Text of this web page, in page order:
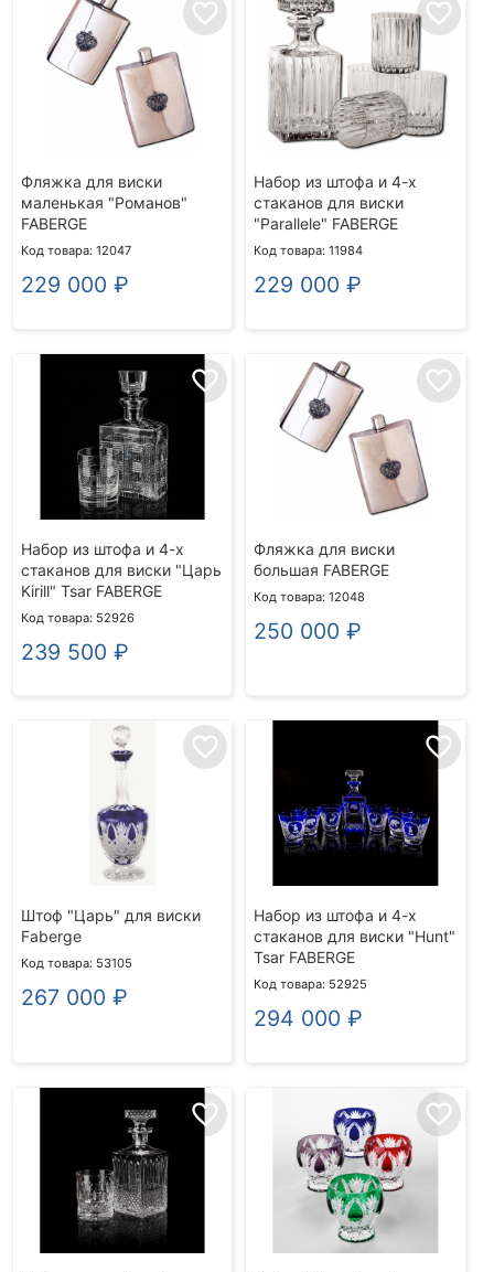
favorite_border
Фляжка для виски
маленькая "Романов"
FABERGE
Код товара: 12047
229 000 ₽
favorite_border
Набор из штофа и 4-х
стаканов для виски
"Parallele" FABERGE
Код товара: 11984
229 000 ₽
favorite_border
Набор из штофа и 4-х
стаканов для виски "Царь
Kirill" Tsar FABERGE
Код товара: 52926
239 500 ₽
favorite_border
Фляжка для виски
большая FABERGE
Код товара: 12048
250 000 ₽
favorite_border
Штоф "Царь" для виски
Faberge
Код товара: 53105
267 000 ₽
favorite_border
Набор из штофа и 4-х
стаканов для виски "Hunt"
Tsar FABERGE
Код товара: 52925
294 000 ₽
favorite_border favorite_border